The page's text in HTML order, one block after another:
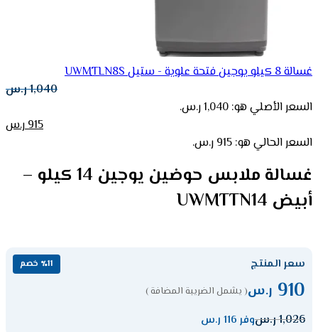
غسالة 8 كيلو يوجين فتحة علوية - ستيل UWMTLN8S
1,040ر.س
السعر الأصلي هو: 1,040 ر.س.
915ر.س
السعر الحالي هو: 915 ر.س.
غسالة ملابس حوضين يوجين 14 كيلو –
أبيض UWMTTN14
سعر المنتج ٪11 خصم
910 ر.س( يشمل الضريبة المضافة )
1,026ر.سوفر 116 ر.س